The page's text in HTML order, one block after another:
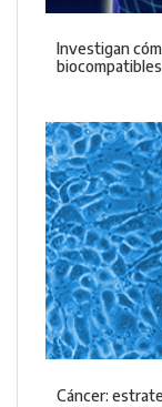
Investigan
biocompatibles
Cáncer: